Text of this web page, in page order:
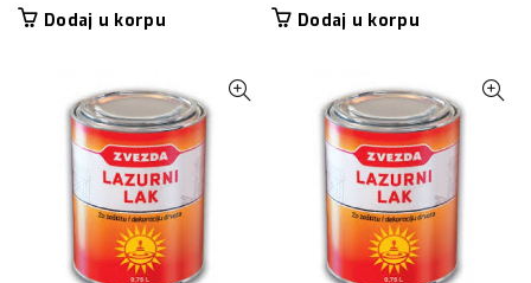
Dodaj u korpu Dodaj u korpu